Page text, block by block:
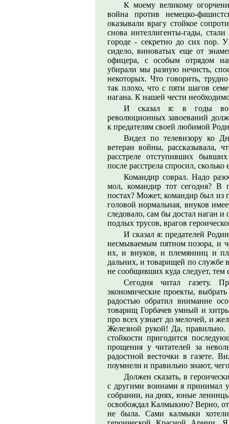
К моему великому
война против немецко-
оказывали врагу стойкое
снова интеллигенты-гады,
городе - секретно до сих пор.
сидело, виноватых еще от
офицера, с особым отрядом
убирали мы разную нечисть,
некоторых. Что говорить,
так плохо, что с пяти шагов
нагана. К нашей чести
И сказал я: в годы
революционных завоеваний
к предателям своей любимой
Видел по телевизору ко
ветеран войны, рассказывала,
расстреле отступивших
после расстрела спросил, сколько
Командир соврал. Надо
мол, командир тот сегодня? В
постах? Может, командир был из
головой нормальная, внуков
следовало, сам бы достал наган и
подлых трусов, врагов
И сказал я: предателей
несмываемым пятном позора, и
их, и внуков, и племянниц и
дальних, и товарищей по службе
не сообщивших куда следует,
Сегодня читал газету.
экономические проекты,
радостью обратил внимание
товарищ Горбачев умный и
про всех узнает до мелочей, и
Железной рукой! Да, правильно.
стойкости пригодится
прощения у читателей за
радостной весточки в газете.
поумнели и правильно знают,
Должен сказать, в
с другими воинами я принимал
собрании, на днях, юные
освобождал Калмыкию? Верно,
не была. Сами калмыки хотели